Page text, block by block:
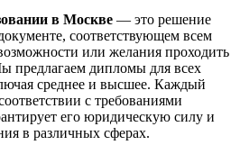
в Москве — это решение
соответствующем всем
или желания проходить
предлагаем дипломы для всех
среднее и высшее. Каждый
с требованиями
его юридическую силу и
в различных сферах.